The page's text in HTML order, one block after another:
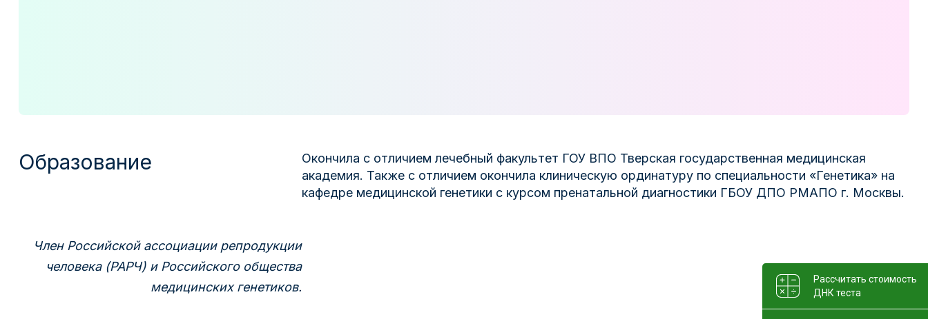
Образование
Окончила с отличием лечебный факультет ГОУ ВПО Тверская государственная медицинская
академия. Также с отличием окончила клиническую ординатуру по специальности «Генетика» на
кафедре медицинской генетики с курсом пренатальной диагностики ГБОУ ДПО РМАПО г. Москвы.
Член Российской ассоциации репродукции
человека (РАРЧ) и Российского общества
медицинских генетиков.
Рассчитать стоимость
ДНК теста